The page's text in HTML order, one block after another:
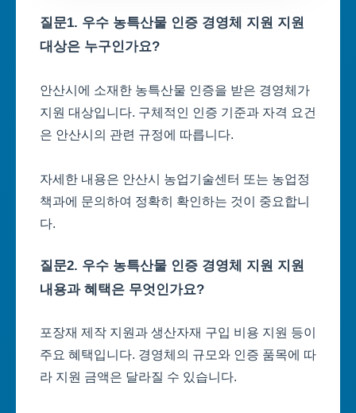
질문1. 우수 농특산물 인증 경영체 지원 지원
대상은 누구인가요?
안산시에 소재한 농특산물 인증을 받은 경영체가
지원 대상입니다. 구체적인 인증 기준과 자격 요건
은 안산시의 관련 규정에 따릅니다.
자세한 내용은 안산시 농업기술센터 또는 농업정
책과에 문의하여 정확히 확인하는 것이 중요합니
다.
질문2. 우수 농특산물 인증 경영체 지원 지원
내용과 혜택은 무엇인가요?
포장재 제작 지원과 생산자재 구입 비용 지원 등이
주요 혜택입니다. 경영체의 규모와 인증 품목에 따
라 지원 금액은 달라질 수 있습니다.